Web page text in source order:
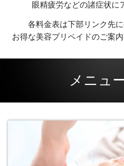
眼精疲労などの諸症状に
各料金表は下部リンク先
お得な美容プリペイドのご案
メニュ